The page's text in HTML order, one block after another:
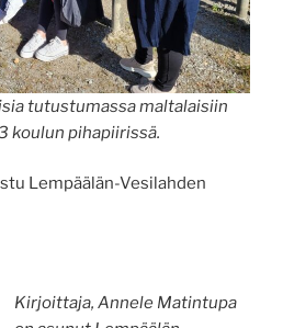
tutustumassa maltalaisiin
koulun pihapiirissä.
Lempäälän-Vesilahden
Kirjoittaja, Annele Matintupa